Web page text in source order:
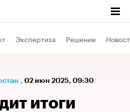
Экспертиза Решение
, 02 июн 2025, 09:30
итоги